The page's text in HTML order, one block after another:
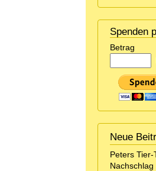
Spenden
Betrag
Neue
Peters Tier-
Nachschlag